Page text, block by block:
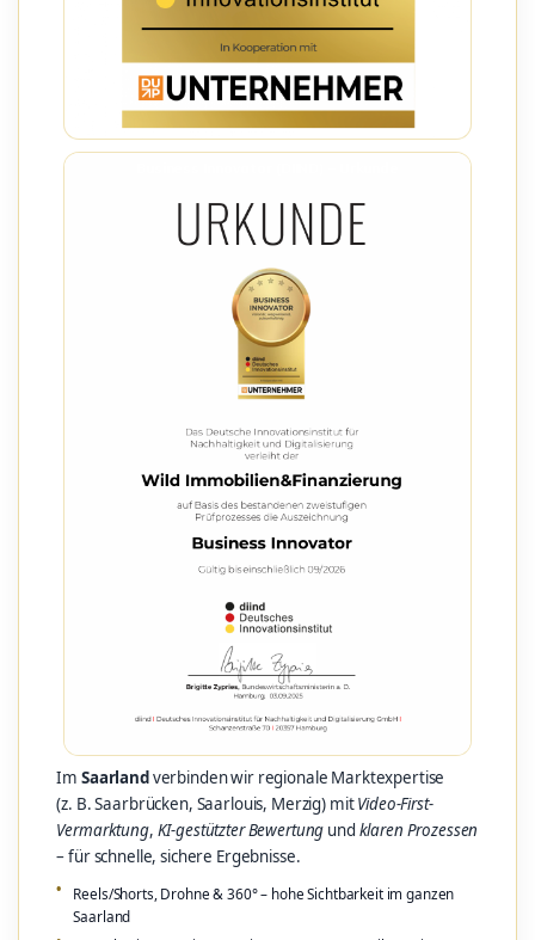
ImSaarlandverbinden wir regionale Marktexpertise
(z. B. Saarbrücken, Saarlouis, Merzig) mitVideo-First-
Vermarktung, KI-gestützter Bewertung und klaren Prozessen
– für schnelle, sichere Ergebnisse.
Reels/Shorts, Drohne & 360° – hohe Sichtbarkeit im ganzen
Saarland